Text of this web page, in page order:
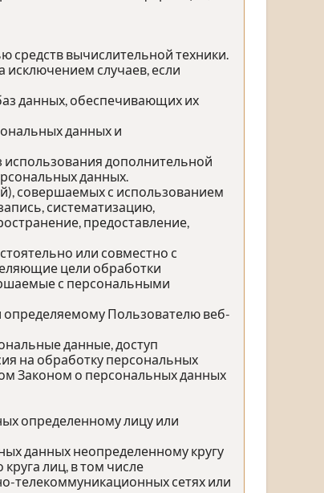
средств вычислительной техники.
случаев, если
данных, обеспечивающих их
данных и
использования дополнительной
данных.
совершаемых с использованием
систематизацию,
предоставление,
или совместно с
цели обработки
с персональными
Пользователю веб-
данные, доступ
на обработку персональных
Законом о персональных данных
определенному лицу или
данных неопределенному кругу
лиц, в том числе
телекоммуникационных сетях или